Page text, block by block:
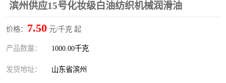
滨州供应15号化妆级白油纺织机械润滑油
价格： 7.50 元/千克 起
产品数量： 1000.00千克
发货地址： 山东省滨州